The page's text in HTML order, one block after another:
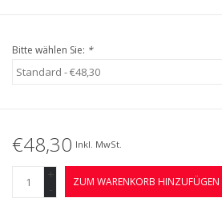
Bitte wählen Sie: *
€48,30 Inkl. MwSt.
+
-
ZUM WARENKORB HINZUFÜGEN